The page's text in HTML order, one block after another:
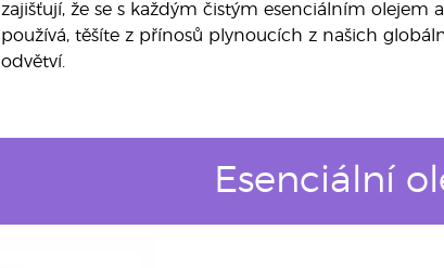
zajišťují, že se s každým čistým esenciálním olejem
používá, těšíte z přínosů plynoucích z našich
odvětví.
Esenciální